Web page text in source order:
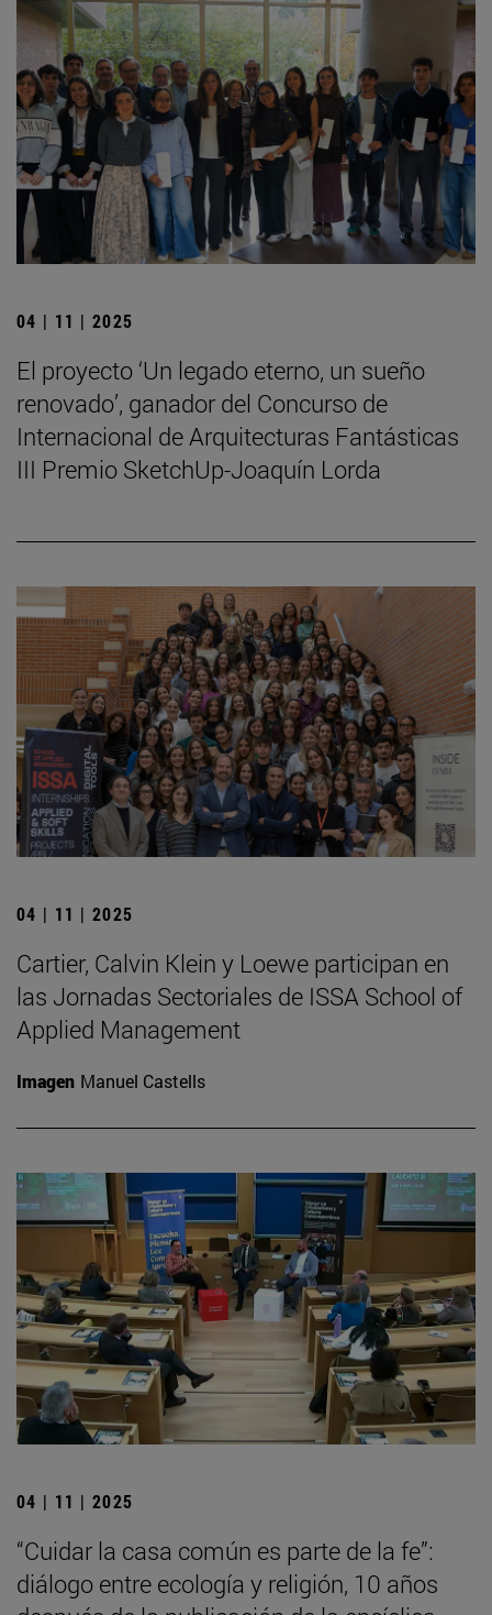
04 | 11 | 2025
El proyecto ‘Un legado eterno, un sueño
renovado’, ganador del Concurso de
Internacional de Arquitecturas Fantásticas
III Premio SketchUp-Joaquín Lorda
04 | 11 | 2025
Cartier, Calvin Klein y Loewe participan en
las Jornadas Sectoriales de ISSA School of
Applied Management
Imagen Manuel Castells
04 | 11 | 2025
“Cuidar la casa común es parte de la fe”:
diálogo entre ecología y religión, 10 años